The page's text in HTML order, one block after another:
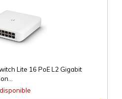
Lite 16 PoE L2 Gigabit